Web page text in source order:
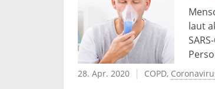
laut
28. Apr. 2020 COPD